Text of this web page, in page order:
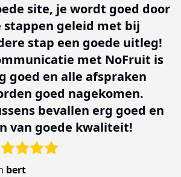
site, je wordt goed door
stappen geleid met bij
stap een goede uitleg!
met NoFruit is
goed en alle afspraken
goed nagekomen.
bevallen erg goed en
van goede kwaliteit!
bert